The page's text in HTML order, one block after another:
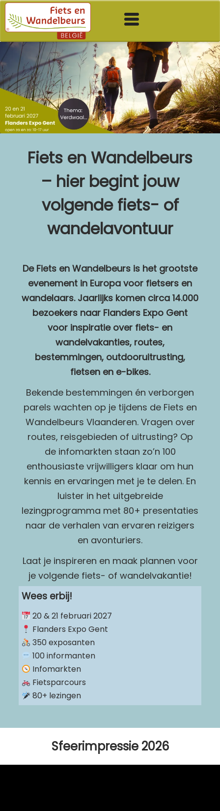
Fiets en Wandelbeurs
– hier begint jouw
volgende fiets- of
wandelavontuur
De Fiets en Wandelbeurs is het grootste
evenement in Europa voor fietsers en
wandelaars. Jaarlijks komen circa 14.000
bezoekers naar Flanders Expo Gent
voor inspiratie over fiets- en
wandelvakanties, routes,
bestemmingen, outdooruitrusting,
fietsen en e-bikes.
Bekende bestemmingen én verborgen
parels wachten op je tijdens de Fiets en
Wandelbeurs Vlaanderen. Vragen over
routes, reisgebieden of uitrusting? Op
de infomarkten staan zo’n 100
enthousiaste vrijwilligers klaar om hun
kennis en ervaringen met je te delen. En
luister in het uitgebreide
lezingprogramma met 80+ presentaties
naar de verhalen van ervaren reizigers
en avonturiers.
Laat je inspireren en maak plannen voor
je volgende fiets- of wandelvakantie!
Wees erbij!
20 & 21 februari 2027
Flanders Expo Gent
350 exposanten
100 informanten
Infomarkten
Fietsparcours
80+ lezingen
Sfeerimpressie 2026